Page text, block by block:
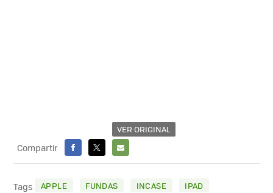
VER ORIGINAL
Compartir
FACEBOOK
X
E-
MAIL
Tags APPLE FUNDAS INCASE IPAD